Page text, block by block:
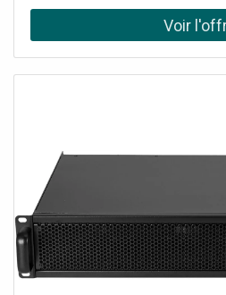
très efficace de l'avant vers
par un ventilateur à
Installation en rack possible
RMS (4 ohms)2 x 300 W RMS
mode ponté (8 ohms),
secteur via connecteur IEC
cordon d'alimentation avec
Fusible de l'appareil: 5 x 20 mm,
Gamme de fréquences: 20
signal/bruit: >95 dB, THD: ,